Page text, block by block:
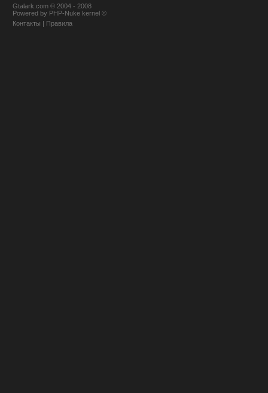
Gtalark.com © 2004 - 2008
Powered by PHP-Nuke kernel ©
Контакты | Правила